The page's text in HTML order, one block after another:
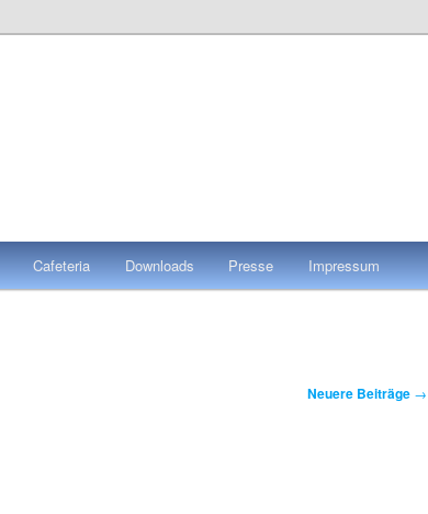
Cafeteria Downloads Presse Impressum
Neuere Beiträge →